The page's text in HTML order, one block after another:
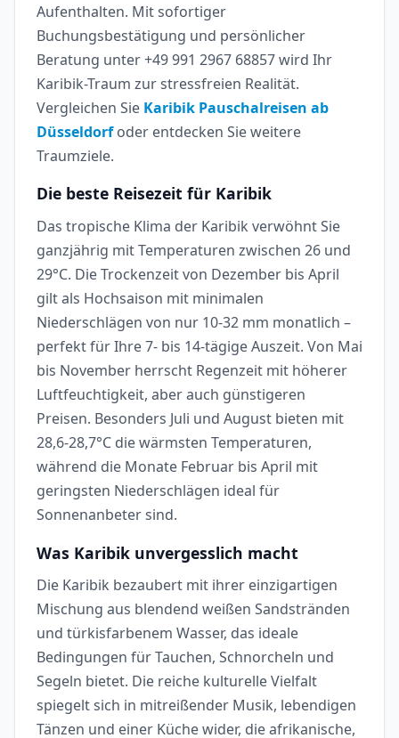
Aufenthalten. Mit sofortiger
Buchungsbestätigung und persönlicher
Beratung unter +49 991 2967 68857 wird Ihr
Karibik-Traum zur stressfreien Realität.
Vergleichen Sie Karibik Pauschalreisen ab
Düsseldorfoder entdecken Sie weitere
Traumziele.
Die beste Reisezeit für Karibik
Das tropische Klima der Karibik verwöhnt Sie
ganzjährig mit Temperaturen zwischen 26 und
29°C. Die Trockenzeit von Dezember bis April
gilt als Hochsaison mit minimalen
Niederschlägen von nur 10-32 mm monatlich –
perfekt für Ihre 7- bis 14-tägige Auszeit. Von Mai
bis November herrscht Regenzeit mit höherer
Luftfeuchtigkeit, aber auch günstigeren
Preisen. Besonders Juli und August bieten mit
28,6-28,7°C die wärmsten Temperaturen,
während die Monate Februar bis April mit
geringsten Niederschlägen ideal für
Sonnenanbeter sind.
Was Karibik unvergesslich macht
Die Karibik bezaubert mit ihrer einzigartigen
Mischung aus blendend weißen Sandstränden
und türkisfarbenem Wasser, das ideale
Bedingungen für Tauchen, Schnorcheln und
Segeln bietet. Die reiche kulturelle Vielfalt
spiegelt sich in mitreißender Musik, lebendigen
Tänzen und einer Küche wider, die afrikanische,